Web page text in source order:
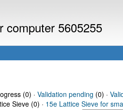
computer 5605255
(0) · Validation pending (0) ·
Sieve (0) · 15e Lattice Sieve for